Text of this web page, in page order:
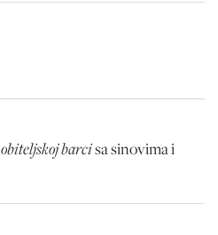
obiteljskoj barcisa sinovima i